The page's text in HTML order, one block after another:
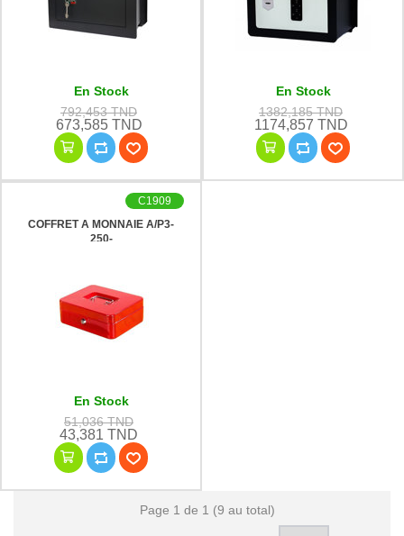
En Stock
792,453 TND
673,585 TND
En Stock
1382,185 TND
1174,857 TND
COFFRET A MONNAIE A/P3-
250-
C1909
En Stock
51,036 TND
43,381 TND
Page 1 de 1 (9 au total)